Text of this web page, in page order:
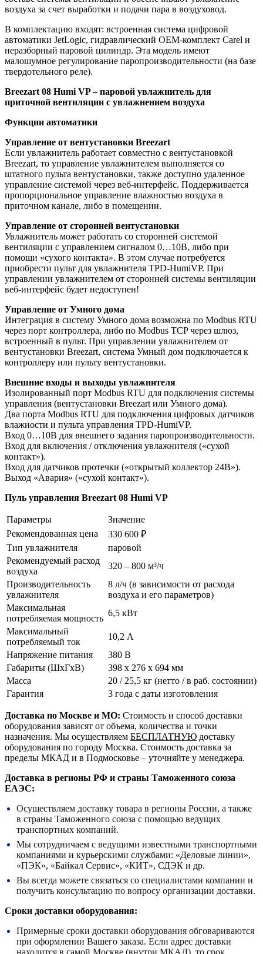
воздуха за счет выработки и подачи пара в воздуховод.
В комплектацию входят: встроенная система цифровой
автоматики JetLogic, гидравлический OEM-комплект Carel и
неразборный паровой цилиндр. Эта модель имеют
малошумное регулирование паропроизводительности (на базе
твердотельного реле).
Breezart 08 Humi VP – паровой увлажнитель для
приточной вентиляции с увлажнением воздуха
Функции автоматики
Управление от вентустановки Breezart
Если увлажнитель работает совместно с вентустановкой
Breezart, то управление увлажнителем выполняется со
штатного пульта вентустановки, также доступно удаленное
управление системой через веб-интерфейс. Поддерживается
пропорциональное управление влажностью воздуха в
приточном канале, либо в помещении.
Управление от сторонней вентустановки
Увлажнитель может работать со сторонней системой
вентиляции с управлением сигналом 0…10В, либо при
помощи «сухого контакта». В этом случае потребуется
приобрести пульт для увлажнителя TPD-HumiVP. При
управлении увлажнителем от сторонней системы вентиляции
веб-интерфейс будет недоступен!
Управление от Умного дома
Интеграция в систему Умного дома возможна по Modbus RTU
через порт контроллера, либо по Modbus TCP через шлюз,
встроенный в пульт. При управлении увлажнителем от
вентустановки Breezart, система Умный дом подключается к
контроллеру или пульту вентустановки.
Внешние входы и выходы увлажнителя
Изолированный порт Modbus RTU для подключения системы
управления (вентустановки Breezart или Умного дома).
Два порта Modbus RTU для подключения цифровых датчиков
влажности и пульта управления TPD-HumiVP.
Вход 0…10В для внешнего задания паропроизводительности.
Вход для включения / отключения увлажнителя («сухой
контакт»).
Вход для датчиков протечки («открытый коллектор 24В»).
Выход «Авария» («сухой контакт»).
Пуль управления Breezart 08 Humi VP
Параметры
Значение
Рекомендованная цена
330 600 ₽
Тип увлажнителя
паровой
Рекомендуемый расход
воздуха
320 – 800 м³/ч
Производительность
увлажнителя
8 л/ч (в зависимости от расхода
воздуха и его параметров)
Максимальная
потребляемая мощность
6,5 кВт
Максимальный
потребляемый ток
10,2 А
Напряжение питания
380 В
Габариты (ШхГхВ)
398 x 276 x 694 мм
Масса
20 / 25,5 кг (нетто / в раб. состоянии)
Гарантия
3 года с даты изготовления
Доставка по Москве и МО: Стоимость и способ доставки
оборудования зависят от объема, количества и точки
назначения. Мы осуществляем БЕСПЛАТНУЮ доставку
оборудования по городу Москва. Стоимость доставка за
пределы МКАД и в Подмосковье – уточняйте у менеджера.
Доставка в регионы РФ и страны Таможенного союза
ЕАЭС:
Осуществляем доставку товара в регионы России, а также
в страны Таможенного союза с помощью ведущих
транспортных компаний.
Мы сотрудничаем с ведущими известными транспортными
компаниями и курьерскими службами: «Деловые линии»,
«ПЭК», «Байкал Сервис», «КИТ», СДЭК и др.
Вы всегда можете связаться со специалистами компании и
получить консультацию по вопросу организации доставки.
Сроки доставки оборудования:
Примерные сроки доставки оборудования обговариваются
при оформлении Вашего заказа. Если адрес доставки
находится в самой Москве (внутри МКАД), то срок